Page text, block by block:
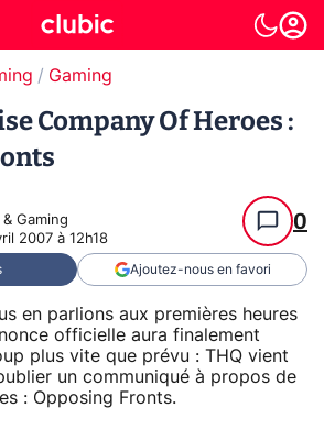
Gaming
Company Of Heroes :
Gaming
2007 à 12h18
0
Ajoutez-nous en favori
en parlions aux premières heures
officielle aura finalement
plus vite que prévu : THQ vient
un communiqué à propos de
: Opposing Fronts.